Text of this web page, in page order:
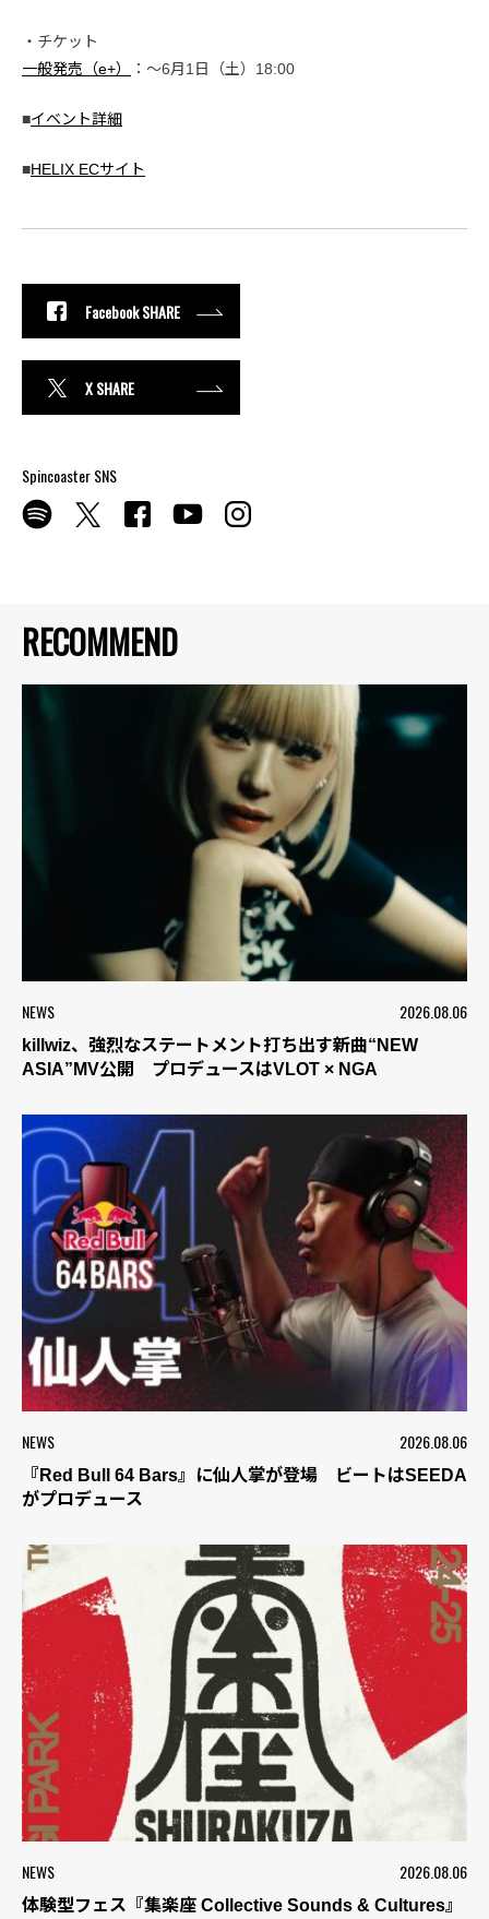
RECOMMEND
NEWS 2026.08.06
killwiz、強烈なステートメント打ち出す新曲“NEW
ASIA”MV公開 プロデュースはVLOT × NGA
NEWS 2026.08.06
『Red Bull 64 Bars』に仙人掌が登場 ビートはSEEDA
がプロデュース
NEWS 2026.08.06
体験型フェス『集楽座 Collective Sounds & Cultures』
・チケット
一般発売（e+）
：〜6月1日（土）18:00
■イベント詳細
■HELIX ECサイト
Facebook SHARE
X SHARE
Spincoaster SNS